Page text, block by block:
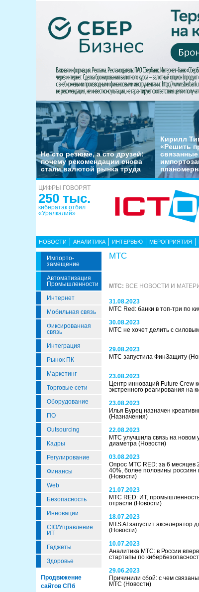
Не сто резюме, а сто друзей:
почему рекомендации снова
стали валютой рынка труда
Кирилл
«Решить
связанные
ЦИФРЫ ГОВОРЯТ
250 тыс.
кибератак отбил
«Уралкалий»
НОВОСТИ АНАЛИТИКА ИНТЕРВЬЮ МЕРОПРИЯТИЯ
Импорто­
Замещение
Автоматизация
Промышленности
Интернет
Мобильная связь
Фиксированная
связь
Интеграция
Рынок ПК
Маркетинг
Торговые сети
Оборудование
ПО
Outsourcing
Кадры
Регулирование
Финансы
Web
Безопасность
Инновации
CIO/Управление
ИТ
Гаджеты
Здоровье
Продвижение
сайтов СПб
МТС
МТС: ВСЕ НОВОСТИ И
31.08.2023
МТС Red: банки в топ-три по
30.08.2023
МТС не хочет делить с
29.08.2023
МТС запустила ФинЗащиту
23.08.2023
Центр инноваций Future Crew
экстренного реагирования на
23.08.2023
Илья Бурец назначен
(Назначения)
22.08.2023
МТС улучшила связь на новом
диаметра (Новости)
03.08.2023
Опрос МТС RED: за 6 месяцев
40%, более половины россиян
(Новости)
21.07.2023
МТС RED: ИТ,
отрасли (Новости)
18.07.2023
MTS AI запустит акселератор
(Новости)
10.07.2023
Аналитика МТС: в России
стартапы по
29.06.2023
Причинили сбой: с чем
МТС (Новости)